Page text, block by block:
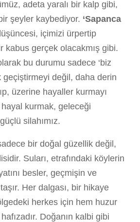
adeta yaralı bir kalp gibi,
şeyler kaybediyor. ‘Sapanca
içimizi ürpertip
kabus gerçek olacakmış gibi.
bu durumu sadece ‘biz
geçiştirmeyi değil, daha derin
üzerine hayaller kurmayı
kurmak, geleceği
silahımız.
bir doğal güzellik değil,
Suları, etrafındaki köylerin
besler, geçmişin ve
Her dalgası, bir hikaye
herkes için hem huzur
Doğanın kalbi gibi